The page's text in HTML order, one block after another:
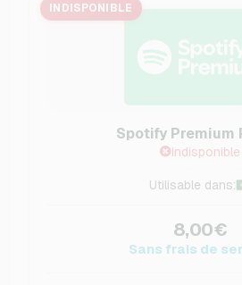
INDISPONIBLE
Spotify Premium
Indisponible
Utilisable dans:
8,00€
Sans frais de